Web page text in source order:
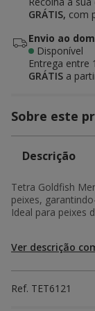
GRÁTIS, com
Envio ao
Disponível
Entrega entre
GRÁTIS a
Sobre este
Descrição
Tetra Goldfish
peixes,
Ideal para peixes
Ver descrição
Ref. TET6121